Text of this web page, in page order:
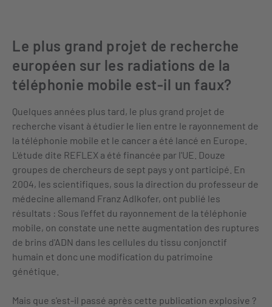
Le plus grand projet de recherche
européen sur les radiations de la
téléphonie mobile est-il un faux?
Quelques années plus tard, le plus grand projet de
recherche visant à étudier le lien entre le rayonnement de
la téléphonie mobile et le cancer a été lancé en Europe.
L'étude dite REFLEX a été financée par l'UE. Douze
groupes de chercheurs de sept pays y ont participé. En
2004, les scientifiques, sous la direction du professeur de
médecine allemand Franz Adlkofer, ont publié les
résultats : Sous l'effet du rayonnement de la téléphonie
mobile, on constate une nette augmentation des ruptures
de brins d'ADN dans les cellules du tissu conjonctif
humain et donc une modification du patrimoine
génétique.
Mais que s'est-il passé après cette publication explosive ?